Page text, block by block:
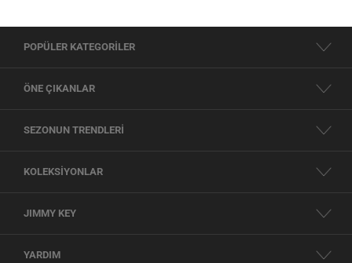
POPÜLER KATEGORİLER
ÖNE ÇIKANLAR
SEZONUN TRENDLERİ
KOLEKSİYONLAR
JIMMY KEY
YARDIM